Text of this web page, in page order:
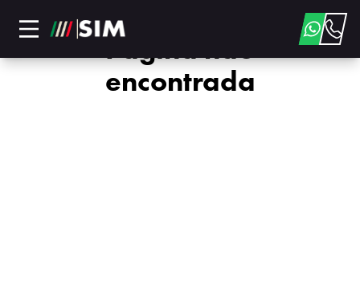
Página não
encontrada